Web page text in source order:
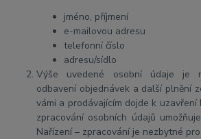
jméno, příjmení
e-mailovou adresu
telefonní číslo
adresu/sídlo
Výše uvedené osobní údaje je
odbavení objednávek a další plnění
vámi a prodávajícím dojde k uzavření
zpracování osobních údajů
Nařízení – zpracování je nezbytné